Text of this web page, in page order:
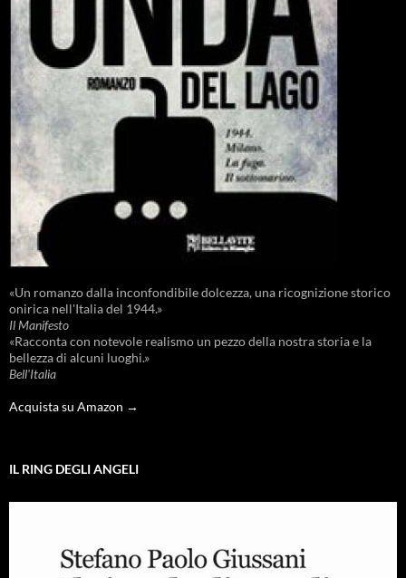
«Un romanzo dalla inconfondibile dolcezza, una ricognizione storico
onirica nell'Italia del 1944.»
Il Manifesto
«Racconta con notevole realismo un pezzo della nostra storia e la
bellezza di alcuni luoghi.»
Bell'Italia
Acquista su Amazon →
IL RING DEGLI ANGELI